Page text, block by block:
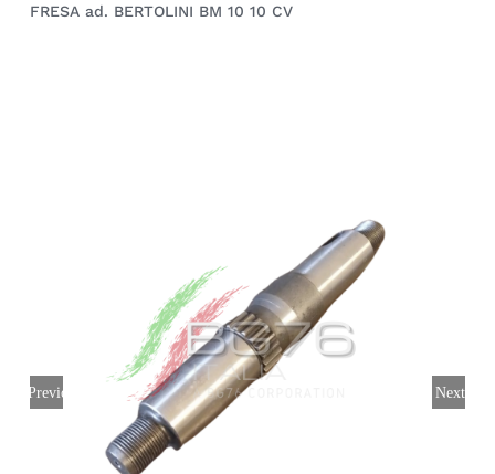
FRESA ad. BERTOLINI BM 10 10 CV
Previous Next